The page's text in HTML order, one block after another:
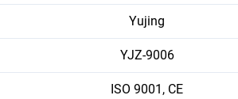
Yujing
YJZ-9006
ISO 9001, CE